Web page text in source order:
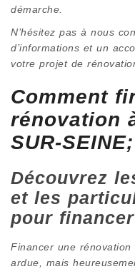
démarche.
N’hésitez pas à nous
d’informations et un
votre projet de
Comment
rénovation
SUR-
Découvrez
et les
pour
Financer une
ardue, mais